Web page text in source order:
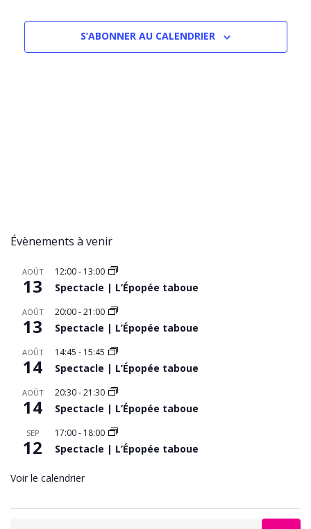
S’ABONNER AU CALENDRIER
Évènements à venir
AOÛT
13
12:00- 13:00
Spectacle | L’Épopée taboue
AOÛT
13
20:00-21:00
Spectacle | L’Épopée taboue
AOÛT
14
14:45 - 15:45
Spectacle | L’Épopée taboue
AOÛT
14
20:30-21:30
Spectacle | L’Épopée taboue
SEP
12
17:00- 18:00
Spectacle | L’Épopée taboue
Voir le calendrier